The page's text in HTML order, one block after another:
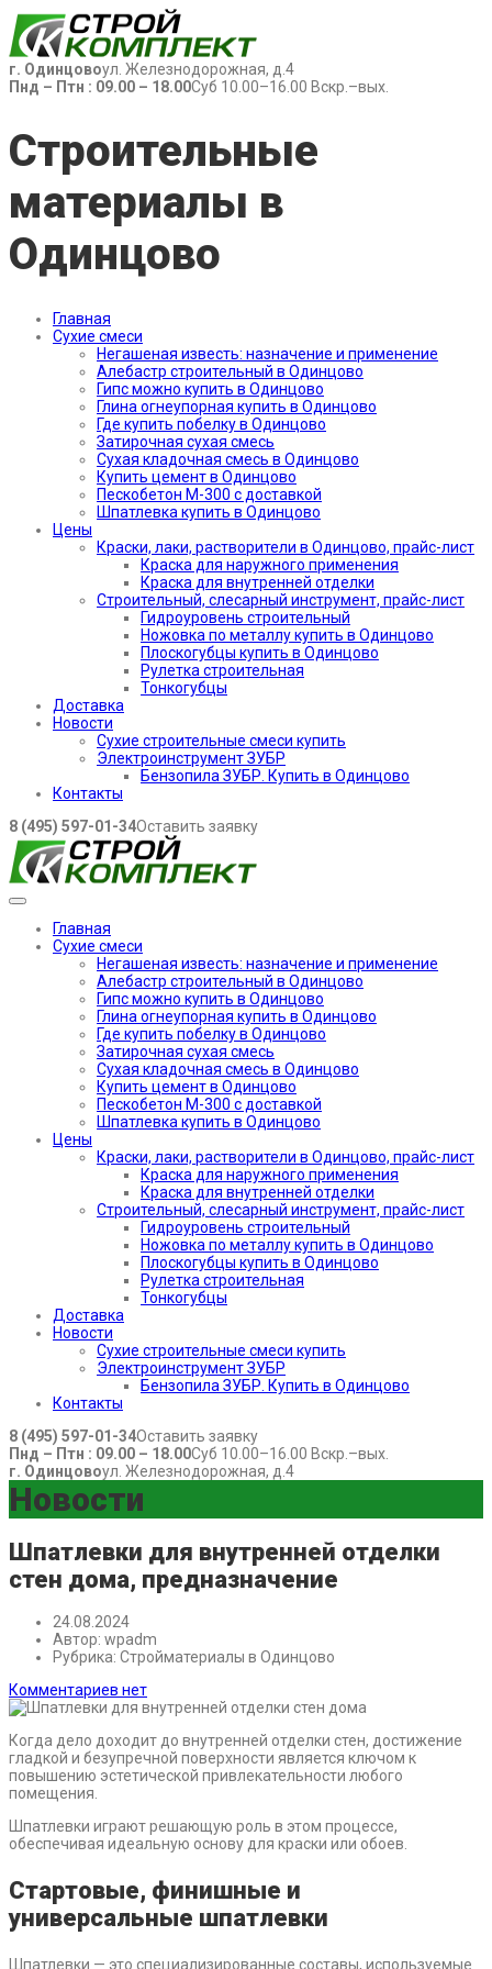
г. Одинцовоул. Железнодорожная, д.4
Пнд – Птн : 09.00 – 18.00Суб 10.00–16.00 Вскр.–вых.
Строительные
материалы в
Одинцово
Главная
Сухие смеси
Негашеная известь: назначение и применение
Алебастр строительный в Одинцово
Гипс можно купить в Одинцово
Глина огнеупорная купить в Одинцово
Где купить побелку в Одинцово
Затирочная сухая смесь
Сухая кладочная смесь в Одинцово
Купить цемент в Одинцово
Пескобетон М-300 с доставкой
Шпатлевка купить в Одинцово
Цены
Краски, лаки, растворители в Одинцово, прайс-лист
Краска для наружного применения
Краска для внутренней отделки
Строительный, слесарный инструмент, прайс-лист
Гидроуровень строительный
Ножовка по металлу купить в Одинцово
Плоскогубцы купить в Одинцово
Рулетка строительная
Тонкогубцы
Доставка
Новости
Сухие строительные смеси купить
Электроинструмент ЗУБР
Бензопила ЗУБР. Купить в Одинцово
Контакты
8 (495) 597-01-34Оставить заявку
Главная
Сухие смеси
Негашеная известь: назначение и применение
Алебастр строительный в Одинцово
Гипс можно купить в Одинцово
Глина огнеупорная купить в Одинцово
Где купить побелку в Одинцово
Затирочная сухая смесь
Сухая кладочная смесь в Одинцово
Купить цемент в Одинцово
Пескобетон М-300 с доставкой
Шпатлевка купить в Одинцово
Цены
Краски, лаки, растворители в Одинцово, прайс-лист
Краска для наружного применения
Краска для внутренней отделки
Строительный, слесарный инструмент, прайс-лист
Гидроуровень строительный
Ножовка по металлу купить в Одинцово
Плоскогубцы купить в Одинцово
Рулетка строительная
Тонкогубцы
Доставка
Новости
Сухие строительные смеси купить
Электроинструмент ЗУБР
Бензопила ЗУБР. Купить в Одинцово
Контакты
8 (495) 597-01-34Оставить заявку
Пнд – Птн : 09.00 – 18.00Суб 10.00–16.00 Вскр.–вых.
г. Одинцовоул. Железнодорожная, д.4
Новости
Шпатлевки для внутренней отделки
стен дома, предназначение
24.08.2024
Автор: wpadm
Рубрика: Стройматериалы в Одинцово
Комментариев нет
Когда дело доходит до внутренней отделки стен, достижение
гладкой и безупречной поверхности является ключом к
повышению эстетической привлекательности любого
помещения.
Шпатлевки играют решающую роль в этом процессе,
обеспечивая идеальную основу для краски или обоев.
Стартовые, финишные и
универсальные шпатлевки
Шпатлевки — это специализированные составы, используемые